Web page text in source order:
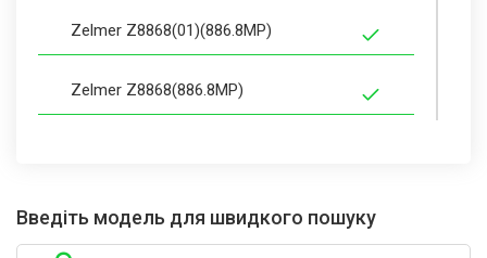
Zelmer Z8868(01)(886.8MP)
Zelmer Z8868(886.8MP)
Zelmer Z8868/01
Введіть модель для швидкого пошуку